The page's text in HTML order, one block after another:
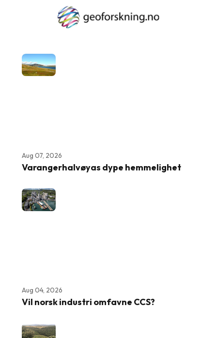
Aug 07, 2026
Varangerhalvøyas dype hemmelighet
Aug 04, 2026
Vil norsk industri omfavne CCS?